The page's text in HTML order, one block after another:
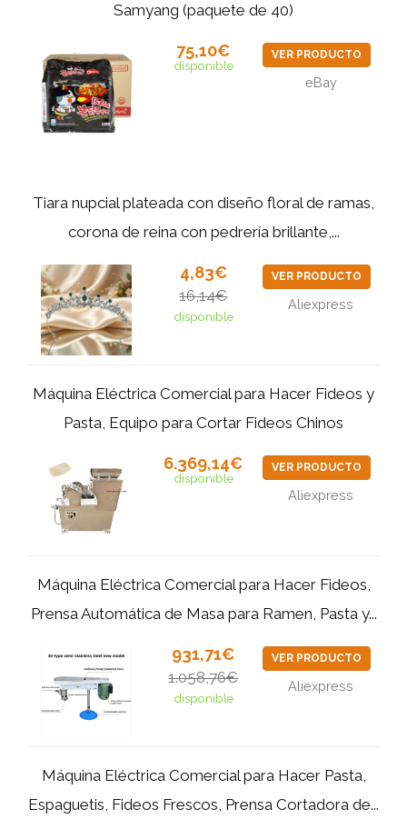
Samyang (paquete de 40)
75,10€
disponible
VER PRODUCTO
eBay
Tiara nupcial plateada con diseño floral de ramas,
corona de reina con pedrería brillante,...
4,83€
16,14€
disponible
VER PRODUCTO
Aliexpress
Máquina Eléctrica Comercial para Hacer Fideos y
Pasta, Equipo para Cortar Fideos Chinos
6.369,14€
disponible
VER PRODUCTO
Aliexpress
Máquina Eléctrica Comercial para Hacer Fideos,
Prensa Automática de Masa para Ramen, Pasta y...
931,71€
1.058,76€
disponible
VER PRODUCTO
Aliexpress
Máquina Eléctrica Comercial para Hacer Pasta,
Espaguetis, Fideos Frescos, Prensa Cortadora de...